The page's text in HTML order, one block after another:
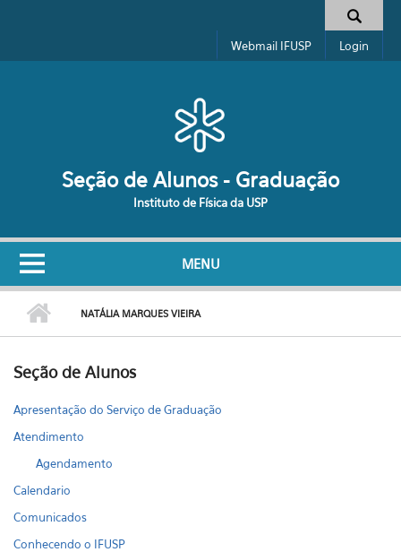
Formulário de busca
Webmail IFUSP Login
Seção de Alunos - Graduação
Instituto de Física da USP
MENU
NATÁLIA MARQUES VIEIRA
Seção de Alunos
Apresentação do Serviço de Graduação
Atendimento
Agendamento
Calendario
Comunicados
Conhecendo o IFUSP